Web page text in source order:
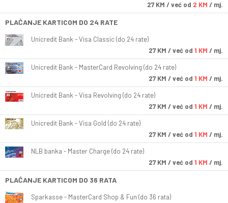
27 KM / već od 2 KM / mj.
PLAĆANJE KARTICOM DO 24 RATE
Unicredit Bank - Visa Classic (do 24 rate)
27 KM / već od 1 KM / mj.
Unicredit Bank - MasterCard Revolving (do 24 rate)
27 KM / već od 1 KM / mj.
Unicredit Bank - Visa Revolving (do 24 rate)
27 KM / već od 1 KM / mj.
Unicredit Bank - Visa Gold (do 24 rate)
27 KM / već od 1 KM / mj.
NLB banka - Master Charge (do 24 rate)
27 KM / već od 1 KM / mj.
PLAĆANJE KARTICOM DO 36 RATA
Sparkasse - MasterCard Shop & Fun (do 36 rata)